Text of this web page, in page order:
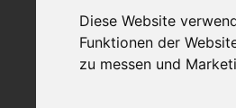
Funktionen der
zu messen und
6. Dezember 2019